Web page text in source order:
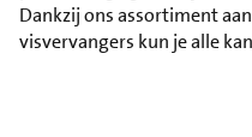
Dankzij ons assortiment
visvervangers kun je alle